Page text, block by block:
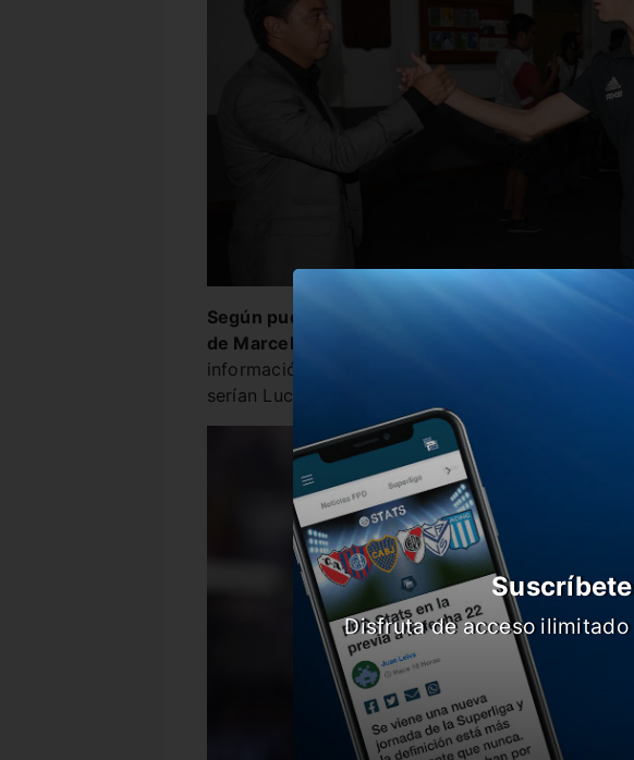
Según pudo averiguar FPD, habría dos
de Marcelo Gallardo que tomarían la misma
información recibida a este medio, habla de que
serían Lucas Pratto y Enzo Pérez.
Disfruta de acceso